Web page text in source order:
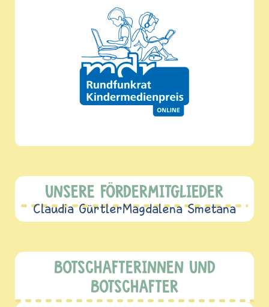
UNSERE FÖRDERMITGLIEDER
Claudia GürtlerMagdalena Smetana
BOTSCHAFTERINNEN UND
BOTSCHAFTER